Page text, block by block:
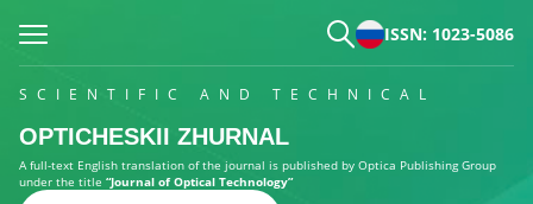
ISSN: 1023-5086
SCIENTIFIC AND TECHNICAL
OPTICHESKII ZHURNAL
A full-text English translation of the journal is published by Optica Publishing Group
under the title “Journal of Optical Technology”